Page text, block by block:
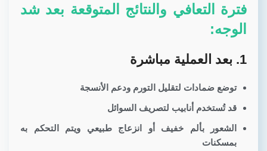
فترة التعافي والنتائج المتوقعة بعد شد
الوجه:
1. بعد العملية مباشرة
توضع ضمادات لتقليل التورم ودعم الأنسجة
قد تُستخدم أنابيب لتصريف السوائل
الشعور بألم خفيف أو انزعاج طبيعي ويتم التحكم به
بمسكنات